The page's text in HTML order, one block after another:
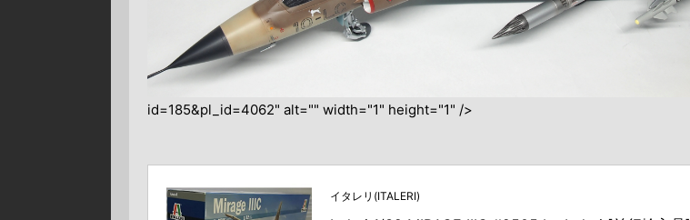
id=185&pl_id=4062" alt="" width="1" height="1" />
イタレリ(ITALERI)